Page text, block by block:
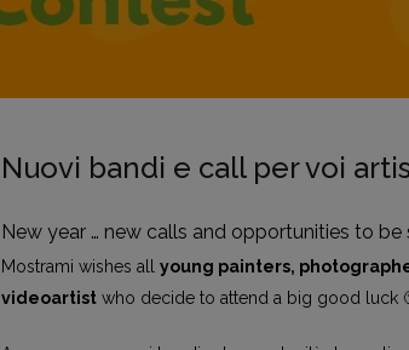
Nuovi bandi e call per voi
New year … new calls and opportunities to
Mostrami wishes all young painters,
videoartist who decide to attend a big good luck